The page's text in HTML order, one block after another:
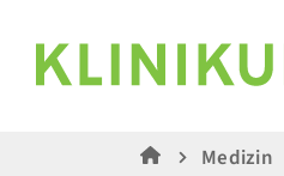
Medizin